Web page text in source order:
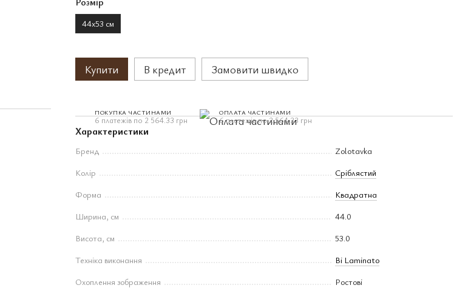
44x53 см
Купити В кредит Замовити швидко
ПОКУПКА ЧАСТИНАМИ
6 платежів по 2 564.33 грн
ОПЛАТА ЧАСТИНАМИ
6 платежів по 2 564.33 грн
Характеристики
Бренд
Zolotavka
Колір
Сріблястий
Форма
Квадратна
Ширина, см
44.0
Висота, см
53.0
Техніка виконання
Bi Laminato
Охоплення зображення
Ростові